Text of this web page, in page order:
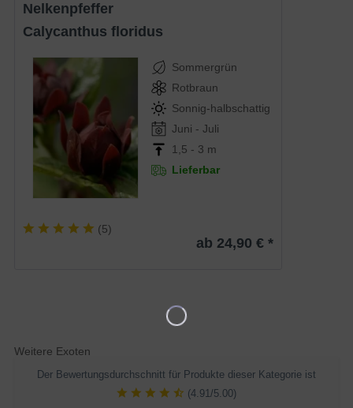
Nelkenpfeffer
Calycanthus floridus
Sommergrün
Rotbraun
Sonnig-halbschattig
Juni - Juli
1,5 - 3 m
Lieferbar
(5)
ab 24,90 € *
Weitere Exoten
Der Bewertungsdurchschnitt für Produkte dieser Kategorie ist
(4.91/5.00)